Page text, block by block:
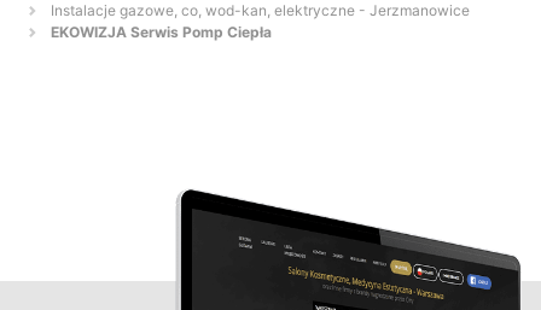
Instalacje gazowe, co, wod-kan, elektryczne - Jerzmanowice
EKOWIZJA Serwis Pomp Ciepła